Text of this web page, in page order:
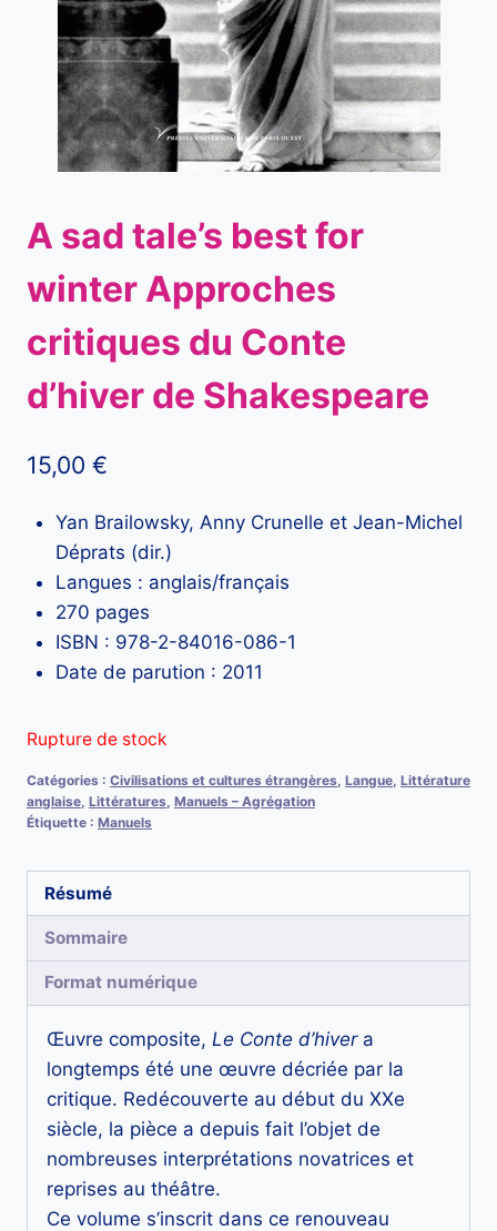
A sad tale’s best for
winter Approches
critiques du Conte
d’hiver de Shakespeare
15,00 €
Yan Brailowsky, Anny Crunelle et Jean-Michel
Déprats (dir.)
Langues : anglais/français
270 pages
ISBN : 978-2-84016-086-1
Date de parution : 2011
Rupture de stock
Catégories : Civilisations et cultures étrangères, Langue, Littérature
anglaise, Littératures, Manuels – Agrégation
Étiquette : Manuels
Résumé
Sommaire
Format numérique
Œuvre composite, Le Conte d’hivera
longtemps été une œuvre décriée par la
critique. Redécouverte au début du XXe
siècle, la pièce a depuis fait l’objet de
nombreuses interprétations novatrices et
reprises au théâtre.
Ce volume s’inscrit dans ce renouveau